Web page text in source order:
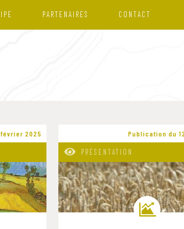
PARTENAIRES CONTACT
2025 Publication du
PRÉSENTATION